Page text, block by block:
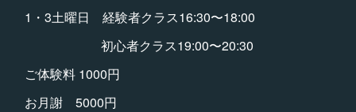
1・3土曜日 経験者クラス16:30〜18:00
初心者クラス19:00〜20:30
ご体験料 1000円
お月謝 5000円